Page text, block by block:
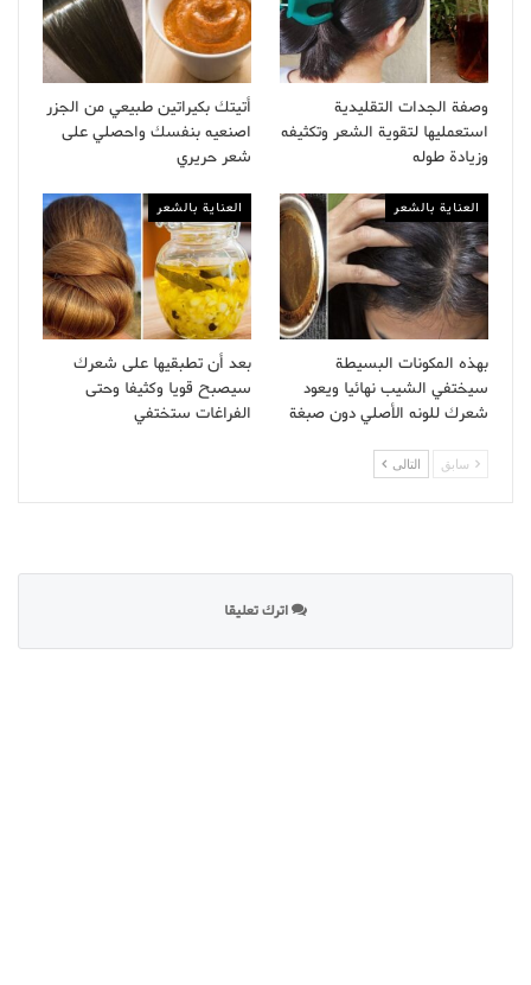
وصفة الجدات التقليدية
استعمليها لتقوية الشعر وتكثيفه
وزيادة طوله
أتيتك بكيراتين طبيعي من الجزر
اصنعيه بنفسك واحصلي على
شعر حريري
العناية بالشعر
بهذه المكونات البسيطة
سيختفي الشيب نهائيا ويعود
شعرك للونه الأصلي دون صبغة
العناية بالشعر
بعد أن تطبقيها على شعرك
سيصبح قويا وكثيفا وحتى
الفراغات ستختفي
سابق التالى
اترك تعليقا